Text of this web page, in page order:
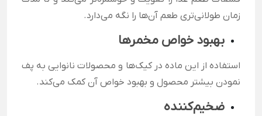
زمان طولانی‌تری طعم آن‌ها را نگه می‌دارد.
بهبود خواص مخمرها
استفاده از این ماده در کیک‌ها و محصولات نانوایی به پف
نمودن بیشتر محصول و بهبود خواص آن کمک می‌کند.
ضخیم‌کننده